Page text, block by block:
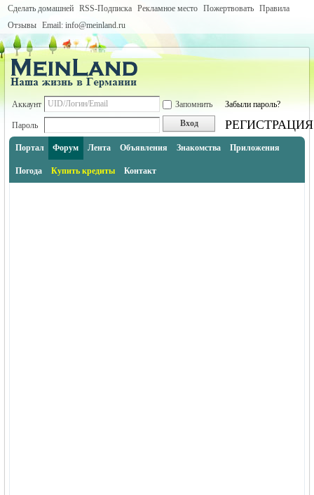
Сделать домашней RSS-Подписка Рекламное место Пожертвовать Правила
Отзывы Email: info@meinland.ru
Аккаунт Запомнить Забыли пароль?
Пароль Вход РЕГИСТРАЦИЯ
Портал Форум Лента Объявления Знакомства Приложения
Погода Купить кредиты Контакт